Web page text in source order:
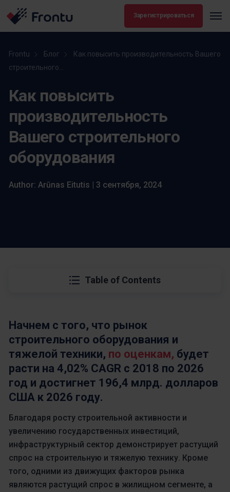
Зарегистрироваться
Frontu Блог
Как повысить производительность Вашего
строительного...
Как повысить
производительность
Вашего строительного
оборудования
Author: Arūnas Eitutis | 3 сентября, 2024
Table of Contents
Начнем с того, что рынок
строительного оборудования и
тяжелой техники, по оценкам, будет
расти на 4,02% CAGR с 2018 по 2026
год и достигнет 196,4 млрд. долларов
США к 2026 году.
Благодаря росту строительной активности и
увеличению государственных инвестиций,
инфраструктурный сектор демонстрирует растущий
спрос на строительную и тяжелую технику. Кроме
того, одними из движущих факторов рынка
являются растущий спрос в жилищном сегменте, а